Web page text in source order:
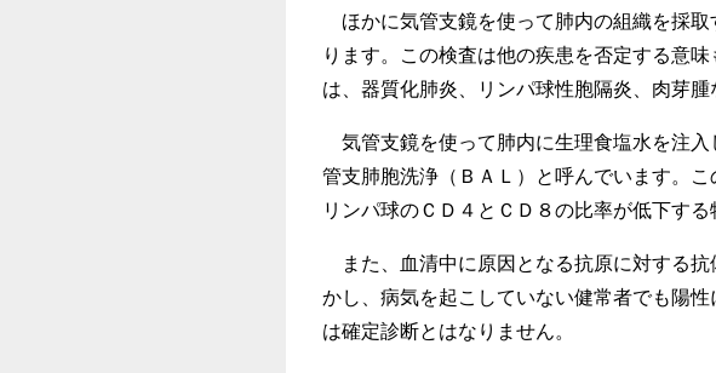
ほかに気管支鏡を使って肺内の組織を採
ります。この検査は他の疾患を否定する意
は、器質化肺炎、リンパ球性胞隔炎、肉芽腫
気管支鏡を使って肺内に生理食塩水を注
管支肺胞洗浄（ＢＡＬ）と呼んでいます。
リンパ球のＣＤ４とＣＤ８の比率が低下する
また、血清中に原因となる抗原に対する抗
かし、病気を起こしていない健常者でも陽
は確定診断とはなりません。